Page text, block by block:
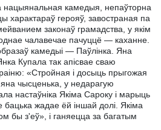
камедыя, непаўторна
характараў герояў, завостраная па
законаў грамадства, у якім
чалавечае пачуццё — каханне.
камедыі — Паўлінка. Яна
Купала так апісвае сваю
«Стройная і досыць прыгожая
чысценька, у недарагую
настаўніка Якіма Сароку і марыць
бацька жадае ёй іншай долі. Якіма
бы з'еў», і ганяецца за багатым